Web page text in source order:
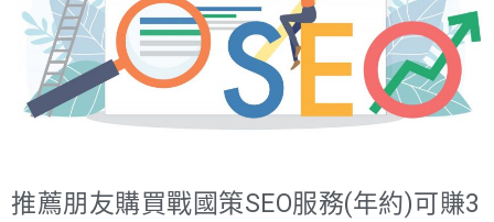
X10%) 當月可領40,000元推薦獎金 如何加入業務推薦方
案？ 您可以開始填寫客戶介紹單，填寫介紹名單只需要五
分鐘，由本公司去和客戶談案子，成交就會獲得介紹獎
金。https://www.nss.com.tw/nsscontactpage/ 本公司各
請透過戰國策網站了解我們的服務!
推薦朋友購買戰國策SEO服務(年約)可賺3